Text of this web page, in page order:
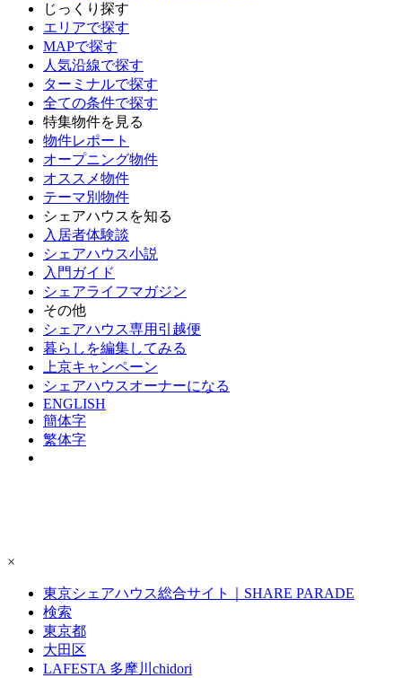
じっくり探す
エリアで探す
MAPで探す
人気沿線で探す
ターミナルで探す
全ての条件で探す
特集物件を見る
物件レポート
オープニング物件
オススメ物件
テーマ別物件
シェアハウスを知る
入居者体験談
シェアハウス小説
入門ガイド
シェアライフマガジン
その他
シェアハウス専用引越便
暮らしを編集してみる
上京キャンペーン
シェアハウスオーナーになる
ENGLISH
簡体字
繁体字
×
東京シェアハウス総合サイト｜SHARE PARADE
検索
東京都
大田区
LAFESTA 多摩川chidori